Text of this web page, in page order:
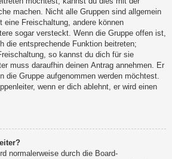
machen. Nicht alle Gruppen sind allgemein
eine Freischaltung, andere können
sogar versteckt. Wenn die Gruppe offen ist,
die entsprechende Funktion beitreten;
so kannst du dich für sie
muss daraufhin deinen Antrag annehmen. Er
die Gruppe aufgenommen werden möchtest.
wenn er dich ablehnt, er wird einen
normalerweise durch die Board-